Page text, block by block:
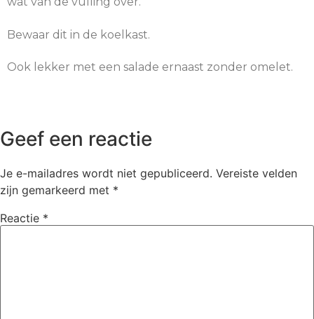
Bewaar dit in de koelkast.
Ook lekker met een salade ernaast zonder omelet.
Geef een reactie
Je e-mailadres wordt niet gepubliceerd. Vereiste velden
zijn gemarkeerd met *
Reactie *